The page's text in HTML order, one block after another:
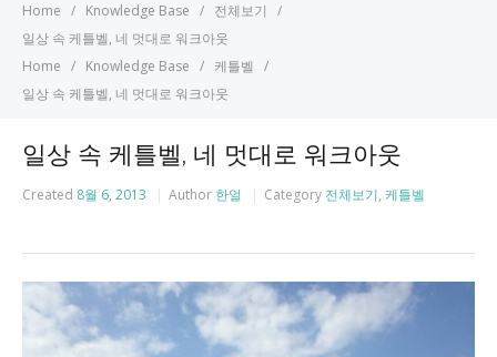
Home Knowledge Base
전체보기
일상 속 케틀벨, 네 멋대로 워크아웃
Home
Knowledge Base
케틀벨
일상 속 케틀벨, 네 멋대로 워크아웃
일상 속 케틀벨, 네 멋대로 워크아웃
Created 8월 6, 2013 Author 한얼 Category 전체보기, 케틀벨